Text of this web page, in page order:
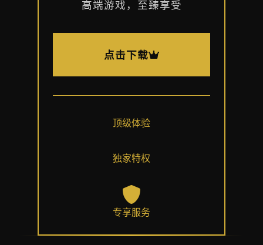
高端游戏，至臻享受
点击下载
顶级体验
独家特权
专享服务